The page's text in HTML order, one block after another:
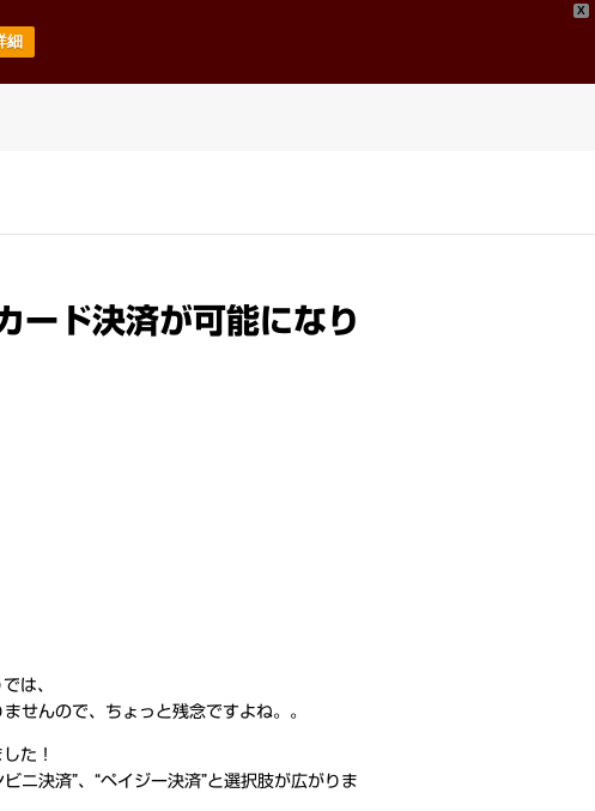
X
細
お問い合わせ
ード決済が可能になり
は、
せんので、ちょっと残念ですよね。。
た！
ニ決済”、“ペイジー決済”と選択肢が広がりま